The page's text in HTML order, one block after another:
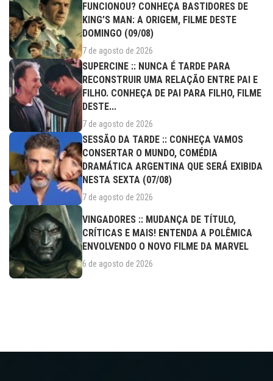
FUNCIONOU? CONHEÇA BASTIDORES DE
KING’S MAN: A ORIGEM, FILME DESTE
DOMINGO (09/08)
7 de agosto de 2026
SUPERCINE :: NUNCA É TARDE PARA
RECONSTRUIR UMA RELAÇÃO ENTRE PAI E
FILHO. CONHEÇA DE PAI PARA FILHO, FILME
DESTE...
7 de agosto de 2026
SESSÃO DA TARDE :: CONHEÇA VAMOS
CONSERTAR O MUNDO, COMÉDIA
DRAMÁTICA ARGENTINA QUE SERÁ EXIBIDA
NESTA SEXTA (07/08)
7 de agosto de 2026
VINGADORES :: MUDANÇA DE TÍTULO,
CRÍTICAS E MAIS! ENTENDA A POLÊMICA
ENVOLVENDO O NOVO FILME DA MARVEL
6 de agosto de 2026